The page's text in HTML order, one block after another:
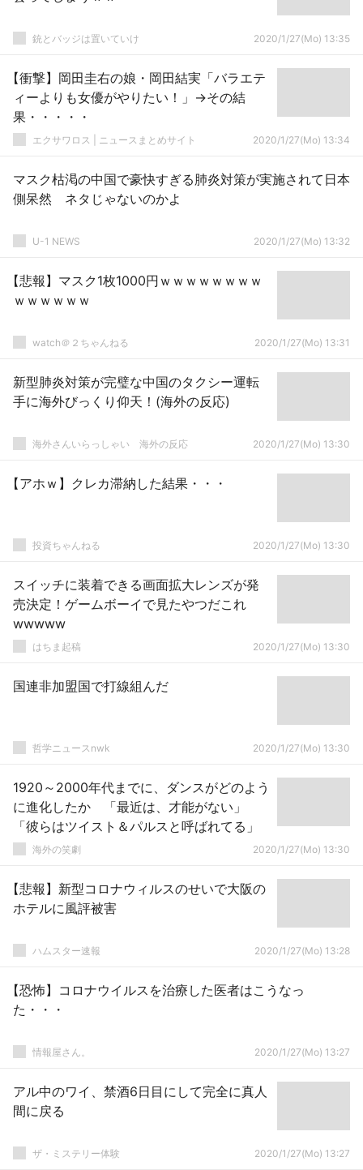
銃とバッジは置いていけ 2020/1/27(Mo) 13:35
【衝撃】岡田圭右の娘・岡田結実「バラエテ
ィーよりも女優がやりたい！」→その結
果・・・・・
エクサワロス | ニュースまとめサイト 2020/1/27(Mo) 13:34
マスク枯渇の中国で豪快すぎる肺炎対策が実施されて日本
側呆然 ネタじゃないのかよ
U-1 NEWS 2020/1/27(Mo) 13:32
【悲報】マスク1枚1000円ｗｗｗｗｗｗｗｗ
ｗｗｗｗｗｗ
watch＠２ちゃんねる 2020/1/27(Mo) 13:31
新型肺炎対策が完璧な中国のタクシー運転
手に海外びっくり仰天！(海外の反応)
海外さんいらっしゃい 海外の反応 2020/1/27(Mo) 13:30
【アホｗ】クレカ滞納した結果・・・
投資ちゃんねる 2020/1/27(Mo) 13:30
スイッチに装着できる画面拡大レンズが発
売決定！ゲームボーイで見たやつだこれ
wwwww
はちま起稿 2020/1/27(Mo) 13:30
国連非加盟国で打線組んだ
哲学ニュースnwk 2020/1/27(Mo) 13:30
1920～2000年代までに、ダンスがどのよう
に進化したか 「最近は、才能がない」
「彼らはツイスト＆パルスと呼ばれてる」
海外の笑劇 2020/1/27(Mo) 13:30
【悲報】新型コロナウィルスのせいで大阪の
ホテルに風評被害
ハムスター速報 2020/1/27(Mo) 13:28
【恐怖】コロナウイルスを治療した医者はこうなっ
た・・・
情報屋さん。 2020/1/27(Mo) 13:27
アル中のワイ、禁酒6日目にして完全に真人
間に戻る
ザ・ミステリー体験 2020/1/27(Mo) 13:27